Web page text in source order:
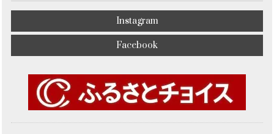
Instagram
Facebook